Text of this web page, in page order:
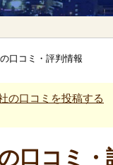
口コミ・評判情報
の口コミを投稿する
口コミ・